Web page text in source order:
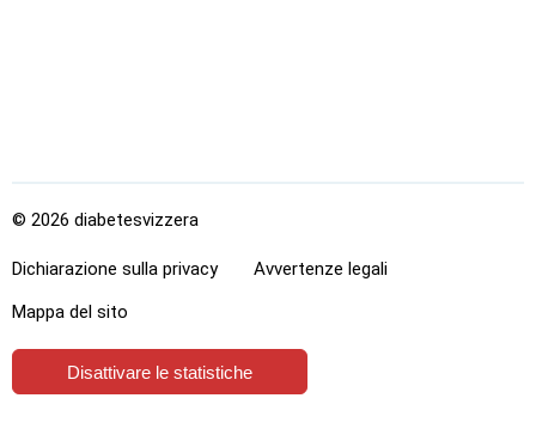
© 2026 diabetesvizzera
Disattivare le statistiche
Dichiarazione sulla privacy
Avvertenze legali
Mappa del sito